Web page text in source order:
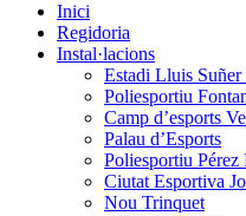
Inici
Regidoria
Instal·lacions
Estadi Lluis Suñer
Poliesportiu
Camp d’esports
Palau d’Esports
Poliesportiu Pérez
Ciutat Esportiva
Nou Trinquet